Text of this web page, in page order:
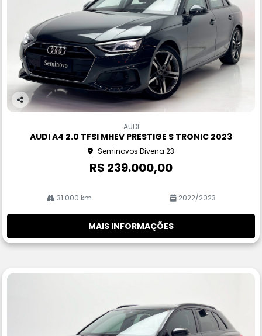
Co
AUDI
AUDI A4 2.0 TFSI MHEV PRESTIGE S TRONIC 2023
Seminovos Divena 23
R$ 239.000,00
31.000 km 2022/2023
MAIS INFORMAÇÕES